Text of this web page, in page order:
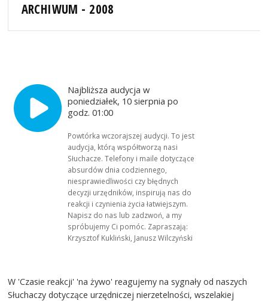
ARCHIWUM - 2008
Najbliższa audycja w
poniedziałek, 10 sierpnia po
godz. 01:00
Powtórka wczorajszej audycji. To jest
audycja, którą współtworzą nasi
Słuchacze. Telefony i maile dotyczące
absurdów dnia codziennego,
niesprawiedliwości czy błędnych
decyzji urzędników, inspirują nas do
reakcji i czynienia życia łatwiejszym.
Napisz do nas lub zadzwoń, a my
spróbujemy Ci pomóc. Zapraszają:
Krzysztof Kukliński, Janusz Wilczyński
W 'Czasie reakcji' 'na żywo' reagujemy na sygnały od naszych
Słuchaczy dotyczące urzędniczej nierzetelności, wszelakiej